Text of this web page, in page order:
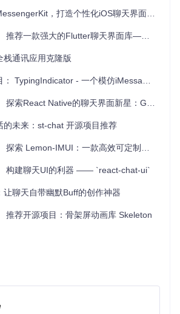
盘，提升用户体验。
果，如键盘的平滑切换和消息发送的动
音效果，增强交互体验。
，只需将JSMessagesTableViewContro
你的工程，并根据提供的API实现JSMess
和JSMessagesViewDataSource协议，
个类似iMessage的应用界面。
流畅的用户体验，无疑是一款值得推荐的
源框架绝对不容错过。现在就加入，让你
，打造个性化iOS聊天界面的一站式解决方案
一款强大的Flutter聊天界面库——Flutter Chat UI
栈通讯应用克隆版
- 一个模仿iMessage输入提示气泡的库
索React Native的聊天界面新星：Gifted Chat
的未来：st-chat 开源项目推荐
Lemon-IMUI：一款高效可定制的移动端界面组件库
构建聊天UI的利器 —— `react-chat-ui`
让聊天自带幽默Buff的创作神器
推荐开源项目：骨架屏动画库 Skeleton